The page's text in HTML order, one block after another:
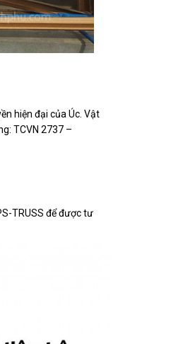
hiện đại của Úc. Vật
TCVN 2737 –
TRUSS để được tư